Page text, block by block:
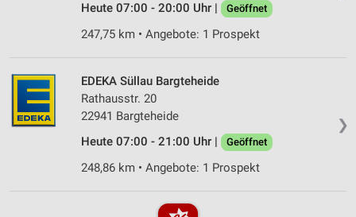
Heute 07:00 - 20:00 Uhr |
Geöffnet
247,75 km • Angebote: 1 Prospekt
❯
EDEKA Süllau Bargteheide
Rathausstr. 20
22941 Bargteheide
Heute 07:00 - 21:00 Uhr |
Geöffnet
248,86 km • Angebote: 1 Prospekt